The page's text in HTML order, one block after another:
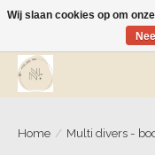
Wij zijn op vakantie! Vanaf
Home / Multi divers -
Wij slaan cookies op om
Nee